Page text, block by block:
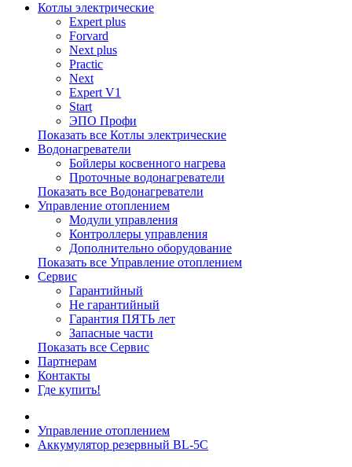
Котлы электрические
Expert plus
Forvard
Next plus
Practic
Next
Expert V1
Start
ЭПО Профи
Показать все Котлы электрические
Водонагреватели
Бойлеры косвенного нагрева
Проточные водонагреватели
Показать все Водонагреватели
Управление отоплением
Модули управления
Контроллеры управления
Дополнительно оборудование
Показать все Управление отоплением
Сервис
Гарантийный
Не гарантийный
Гарантия ПЯТЬ лет
Запасные части
Показать все Сервис
Партнерам
Контакты
Где купить!
Управление отоплением
Аккумулятор резервный BL-5C